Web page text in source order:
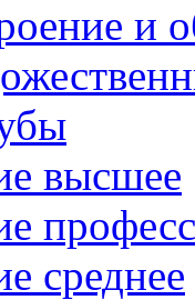
и
высшее
среднее